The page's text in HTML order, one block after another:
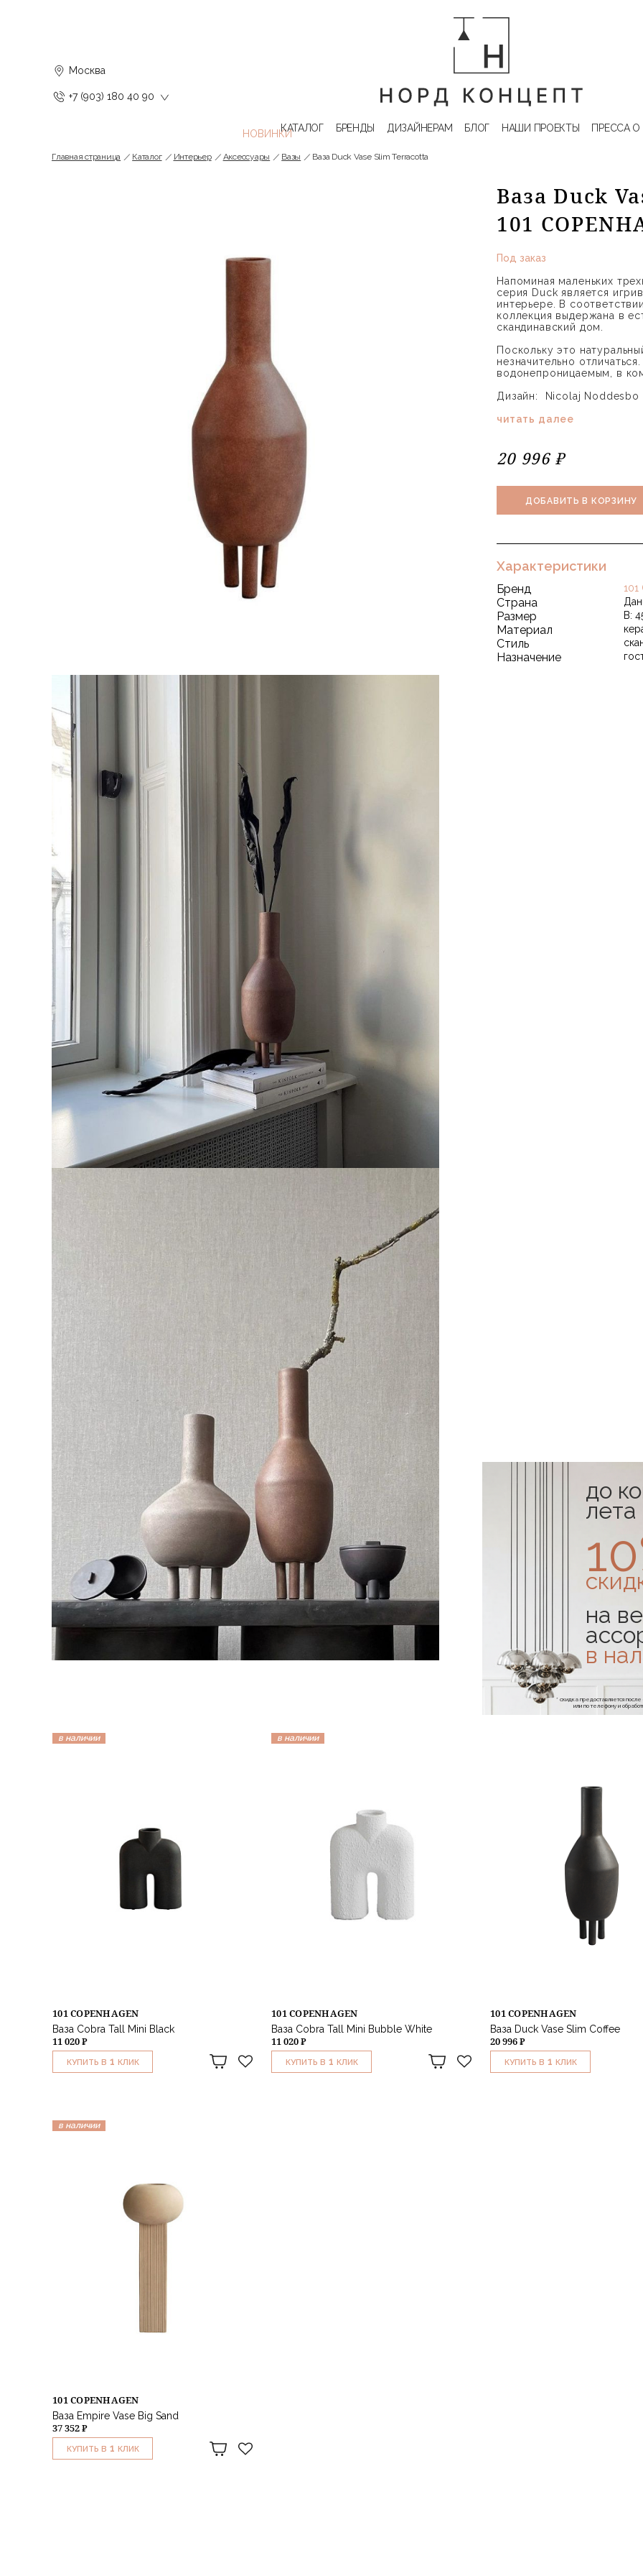
Москва
+7 (903) 180 40 90
КАТАЛОГ БРЕНДЫ ДИЗАЙНЕРАМ БЛОГ НАШИ ПРОЕКТЫ ПРЕССА О
Главная страница Каталог Интерьер Аксессуары Вазы Ваза Duck Vase Slim Terracotta
Ваза Duck
101
Под заказ
Напоминая маленьких
серия Duck является
интерьере. В
коллекция выдержана в
скандинавский дом.
Поскольку это
незначительно
водонепроницаемым, в
Дизайн: Nicolaj Noddesbo
читать далее
20 996 ₽
ДОБАВИТЬ В КОРЗИНУ
Характеристики
Бренд 101
Страна
Размер В:
Материал
Стиль
Назначение
в наличии
101 COPENHAGEN
Ваза Cobra Tall Mini Black
11 020 ₽
КУПИТЬ В 1 КЛИК
в наличии
101 COPENHAGEN
Ваза Cobra Tall Mini Bubble White
11 020 ₽
КУПИТЬ В 1 КЛИК
101 COPENHAGEN
Ваза Duck Vase Slim Coffee
20 996 ₽
КУПИТЬ В 1 КЛИК
в наличии
101 COPENHAGEN
Ваза Empire Vase Big Sand
37 352 ₽
КУПИТЬ В 1 КЛИК
до
лета
на
в
* скидка предоставляется
или по телефону и